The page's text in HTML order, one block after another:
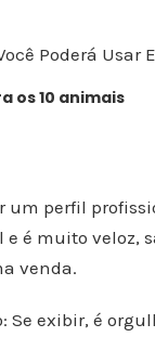
Poderá
os 10 animais
um perfil
é muito veloz,
venda.
Se exibir, é